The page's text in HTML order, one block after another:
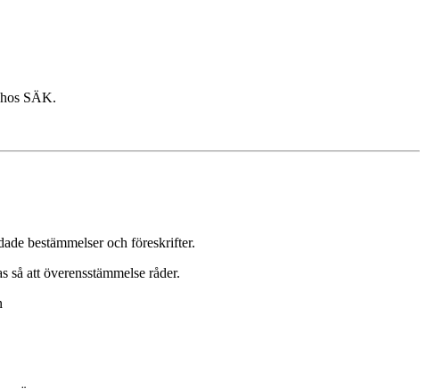
SÄK.
bestämmelser och föreskrifter.
att överensstämmelse råder.